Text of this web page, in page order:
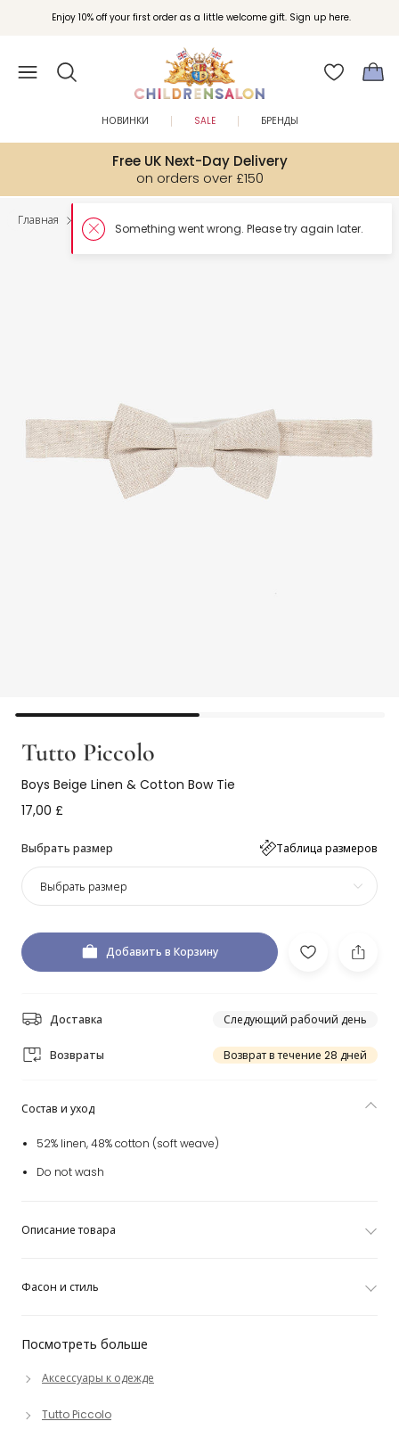
Enjoy 10% off your first order as a little welcome gift. Sign up here.
Free UK Next-Day Delivery
on orders over £150
НОВИНКИ SALE БРЕНДЫ
Главная Мальчики
Tutto Piccolo
Boys Beige Linen & Cotton Bow Tie
17,00 £
Выбрать размер Таблица размеров
Выбрать размер
Добавить в Корзину
Доставка Следующий рабочий день
Возвраты Возврат в течение 28 дней
Посмотреть больше
Аксессуары к одежде
Tutto Piccolo
Состав и уход
52% linen, 48% cotton (soft weave)
Do not wash
Описание товара
Фасон и стиль
Something